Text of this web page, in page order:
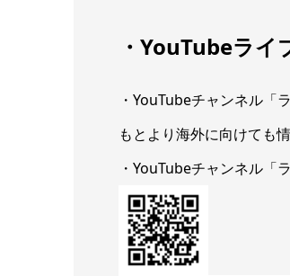
・YouTubeライ
・YouTubeチャンネル「
もとより海外に向けても
・YouTubeチャンネル「